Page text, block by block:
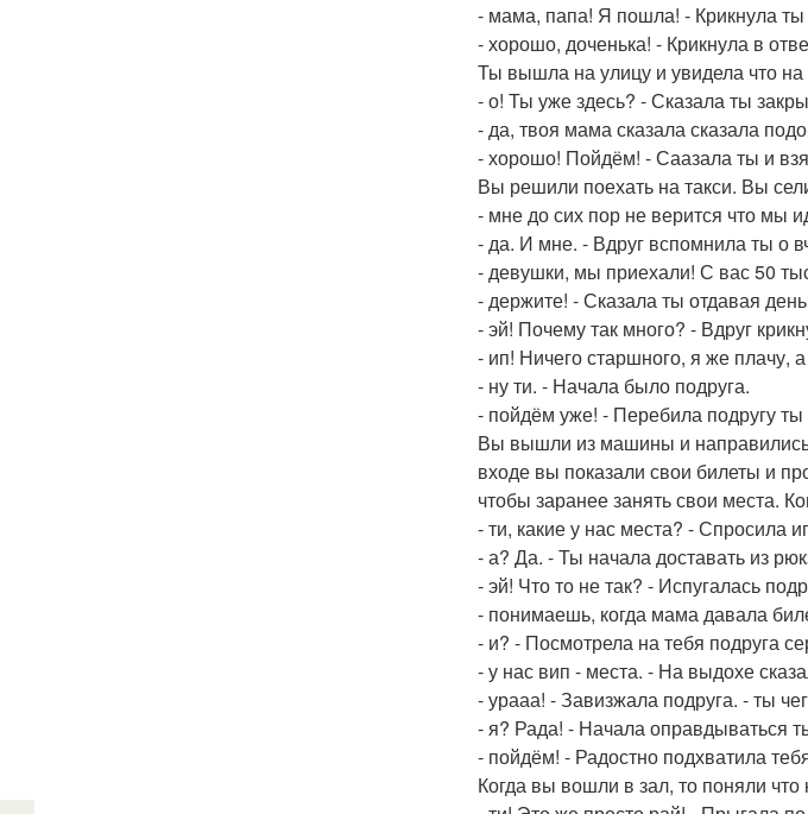
- мама, папа! Я пошла! - Крикнула
- хорошо, доченька! - Крикнула в
Ты вышла на улицу и увидела что на
- о! Ты уже здесь? - Сказала ты
- да, твоя мама сказала сказала
- хорошо! Пойдём! - Саазала ты и
Вы решили поехать на такси. Вы
- мне до сих пор не верится что мы
- да. И мне. - Вдруг вспомнила ты о
- девушки, мы приехали! С вас 50
- держите! - Сказала ты отдавая
- эй! Почему так много? - Вдруг
- ип! Ничего старшного, я же плачу,
- ну ти. - Начала было подруга.
- пойдём уже! - Перебила подругу
Вы вышли из машины и направились
входе вы показали свои билеты и
чтобы заранее занять свои места.
- ти, какие у нас места? - Спросила
- а? Да. - Ты начала доставать из
- эй! Что то не так? - Испугалась
- понимаешь, когда мама давала
- и? - Посмотрела на тебя подруга
- у нас вип - места. - На выдохе
- урааа! - Завизжала подруга. - ты
- я? Рада! - Начала оправдываться
- пойдём! - Радостно подхватила
Когда вы вошли в зал, то поняли что